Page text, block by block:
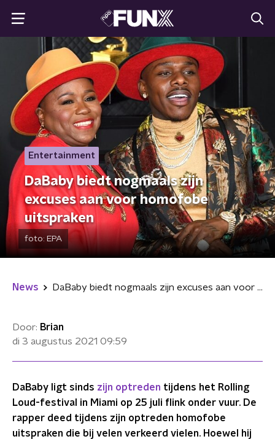
Entertainment
DaBaby biedt nogmaals zijn
excuses aan voor homofobe
uitspraken
foto: EPA
News DaBaby biedt nogmaals zijn excuses aan voor homofobe uitspraken
Door: Brian
di 3 augustus 2021 09:59
DaBaby ligt sinds zijn optreden tijdens het Rolling
Loud-festival in Miami op 25 juli flink onder vuur. De
rapper deed tijdens zijn optreden homofobe
uitspraken die bij velen verkeerd vielen. Hoewel hij